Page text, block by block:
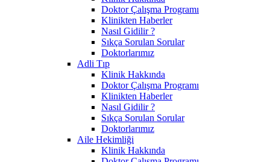
Doktor Çalışma Programı
Klinikten Haberler
Nasıl Gidilir ?
Sıkça Sorulan Sorular
Doktorlarımız
Adli Tıp
Klinik Hakkında
Doktor Çalışma Programı
Klinikten Haberler
Nasıl Gidilir ?
Sıkça Sorulan Sorular
Doktorlarımız
Aile Hekimliği
Klinik Hakkında